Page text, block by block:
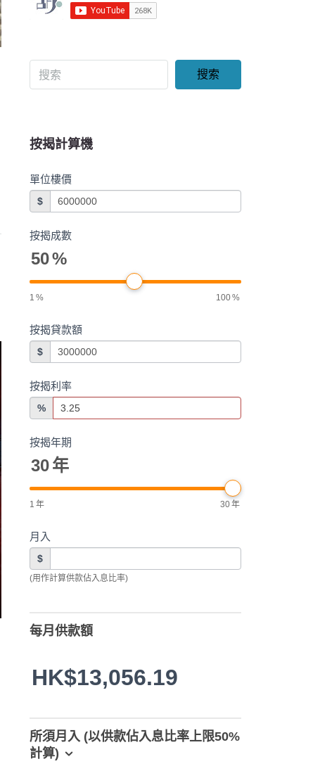
搜索
按揭計算機
單位樓價
$
按揭成數
50%
1 % 100%
按揭貸款額
$
按揭利率
%
按揭年期
30年
1 年 30年
月入
$
(用作計算供款佔入息比率)
每月供款額
HK$13,056.19
所須月入 (以供款佔入息比率上限50%
計算)